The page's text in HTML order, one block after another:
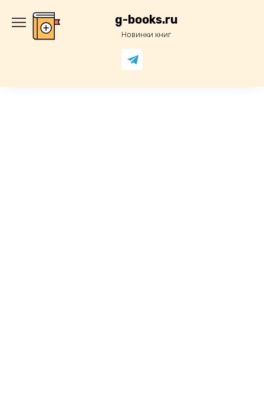
содержанию
g-books.ru
Новинки книг